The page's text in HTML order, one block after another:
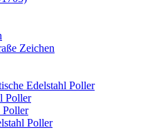
Zeichen
Edelstahl Poller
Poller
Poller
Poller